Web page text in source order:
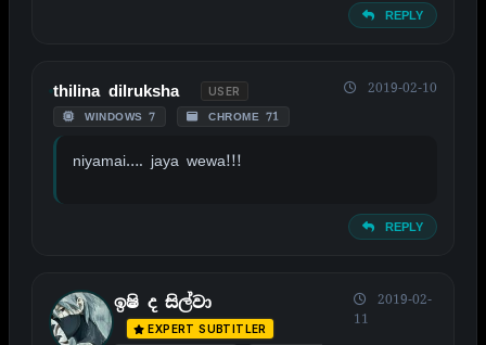
REPLY
thilina dilruksha USER
WINDOWS 7 CHROME 71
2019-02-10
niyamai…. jaya wewa!!!
REPLY
ඉෂි ද සිල්වා
EXPERT SUBTITLER
2019-02-
11